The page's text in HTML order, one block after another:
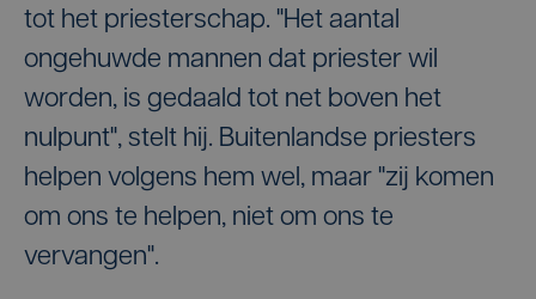
tot het priesterschap. "Het aantal
ongehuwde mannen dat priester wil
worden, is gedaald tot net boven het
nulpunt", stelt hij. Buitenlandse priesters
helpen volgens hem wel, maar "zij komen
om ons te helpen, niet om ons te
vervangen".